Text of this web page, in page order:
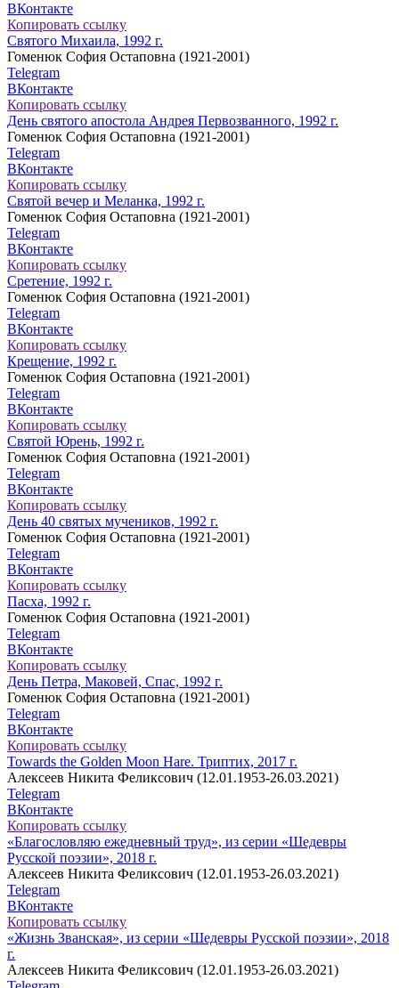
ВКонтакте
Копировать ссылку
Святого Михаила, 1992 г.
Гоменюк София Остаповна (1921-2001)
Telegram
ВКонтакте
Копировать ссылку
День святого апостола Андрея Первозванного, 1992 г.
Гоменюк София Остаповна (1921-2001)
Telegram
ВКонтакте
Копировать ссылку
Святой вечер и Меланка, 1992 г.
Гоменюк София Остаповна (1921-2001)
Telegram
ВКонтакте
Копировать ссылку
Сретение, 1992 г.
Гоменюк София Остаповна (1921-2001)
Telegram
ВКонтакте
Копировать ссылку
Крещение, 1992 г.
Гоменюк София Остаповна (1921-2001)
Telegram
ВКонтакте
Копировать ссылку
Святой Юрень, 1992 г.
Гоменюк София Остаповна (1921-2001)
Telegram
ВКонтакте
Копировать ссылку
День 40 святых мучеников, 1992 г.
Гоменюк София Остаповна (1921-2001)
Telegram
ВКонтакте
Копировать ссылку
Пасха, 1992 г.
Гоменюк София Остаповна (1921-2001)
Telegram
ВКонтакте
Копировать ссылку
День Петра, Маковей, Спас, 1992 г.
Гоменюк София Остаповна (1921-2001)
Telegram
ВКонтакте
Копировать ссылку
Towards the Golden Moon Hare. Триптих, 2017 г.
Алексеев Никита Феликсович (12.01.1953-26.03.2021)
Telegram
ВКонтакте
Копировать ссылку
«Благословляю ежедневный труд», из серии «Шедевры
Русской поэзии», 2018 г.
Алексеев Никита Феликсович (12.01.1953-26.03.2021)
Telegram
ВКонтакте
Копировать ссылку
«Жизнь Званская», из серии «Шедевры Русской поэзии», 2018
г.
Алексеев Никита Феликсович (12.01.1953-26.03.2021)